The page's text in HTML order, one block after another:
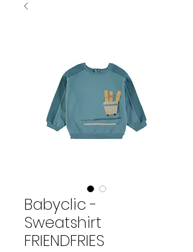
Babyclic -
Sweatshirt
FRIENDFRIES